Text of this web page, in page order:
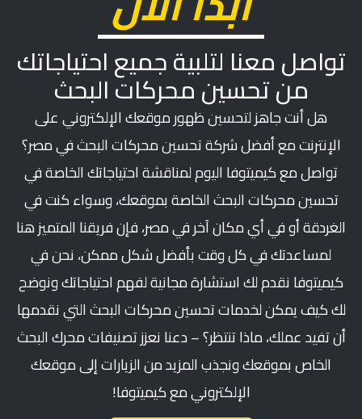
تواصل معنا لتلبية جميع احتياجاتك
من تحسين محركات البحث
هل أنت جاهز لتحسين ظهور موقعك الإلكتروني على
الإنترنت مع أفضل شركة تحسين محركات البحث في مصر؟
تواصل مع كيميتوفا اليوم لمناقشة احتياجاتك الخاصة في
تحسين محركات البحث الخاصة بموقعك، وسواء كنت في
الغردقة أو في أي مكان آخر في مصر، فإن فريقنا المتميز هنا
لمساعدتك في كل وقت بأفضل شكل ممكن، نحن في
كيميتوفا نقدم لك استشارة مجانية لفهم احتياجاتك ونوضح
لك كيف يمكن لخدمات تحسين محركات البحث التي نقدمها
أن تفيد عملك، ماذا تنتظر؟ – دعنا نعزز تصنيفات محرك البحث
الخاص بموقعك ونجذب المزيد من الزيارات إلى موقعك
الإلكتروني مع كيميتوفا!